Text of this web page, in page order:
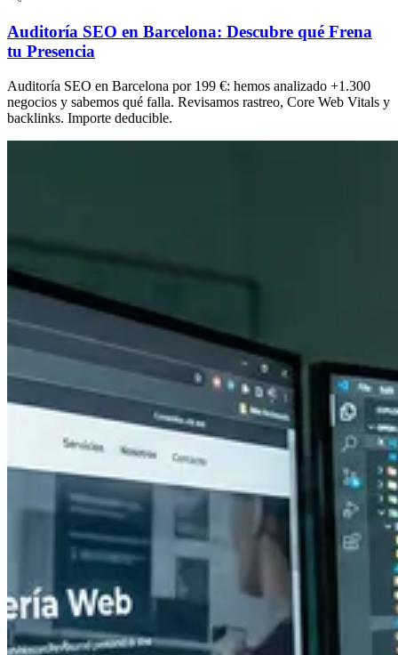
Auditoría SEO en Barcelona: Descubre qué Frena
tu Presencia
Auditoría SEO en Barcelona por 199 €: hemos analizado +1.300
negocios y sabemos qué falla. Revisamos rastreo, Core Web Vitals y
backlinks. Importe deducible.